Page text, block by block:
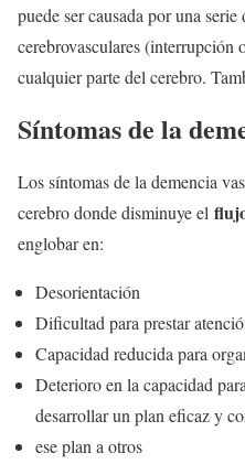
puede ser causada por una
cerebrovasculares (interrupción
cualquier parte del cerebro.
Síntomas de la
Los síntomas de la demencia
cerebro donde disminuye el
englobar en:
Desorientación
Dificultad para prestar
Capacidad reducida para
Deterioro en la capacidad
desarrollar un plan eficaz y
ese plan a otros